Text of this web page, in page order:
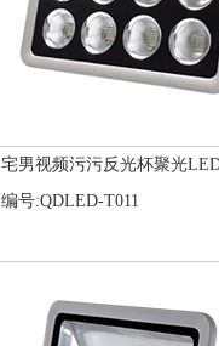
宅男视频污污反光杯聚光
编号:QDLED-T011